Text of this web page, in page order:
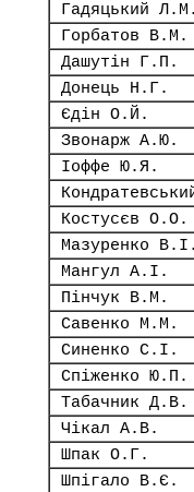
Гадяцький Л.М.
Горбатов В.М.
Дашутін Г.П.
Донець Н.Г.
Єдін О.Й.
Звонарж А.Ю.
Іоффе Ю.Я.
Костусєв О.О.
Мазуренко В.І.
Мангул А.І.
Пінчук В.М.
Савенко М.М.
Синенко С.І.
Спіженко Ю.П.
Табачник Д.В.
Чікал А.В.
Шпак О.Г.
Шпігало В.Є.